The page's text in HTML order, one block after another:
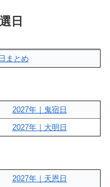
日
まとめ
2027年｜鬼宿日
2027年｜大明日
2027年｜天恩日